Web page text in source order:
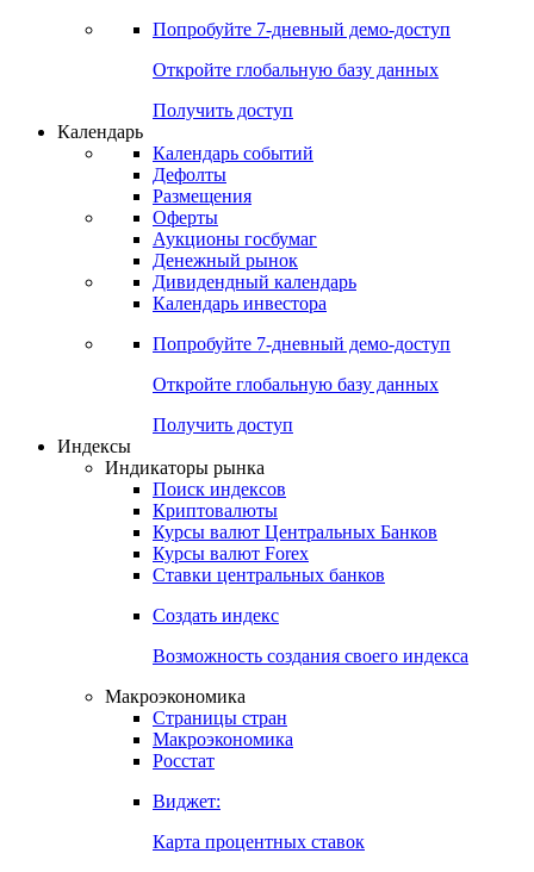
Попробуйте 7-дневный демо-доступ
Откройте глобальную базу данных
Получить доступ
Календарь
Календарь событий
Дефолты
Размещения
Оферты
Аукционы госбумаг
Денежный рынок
Дивидендный календарь
Календарь инвестора
Попробуйте 7-дневный демо-доступ
Откройте глобальную базу данных
Получить доступ
Индексы
Индикаторы рынка
Поиск индексов
Криптовалюты
Курсы валют Центральных Банков
Курсы валют Forex
Ставки центральных банков
Создать индекс
Возможность создания своего индекса
Макроэкономика
Страницы стран
Макроэкономика
Росстат
Виджет:
Карта процентных ставок